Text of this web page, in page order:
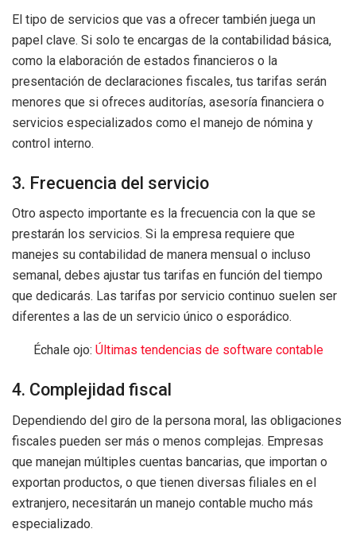
El tipo de servicios que vas a ofrecer también juega un
papel clave. Si solo te encargas de la contabilidad básica,
como la elaboración de estados financieros o la
presentación de declaraciones fiscales, tus tarifas serán
menores que si ofreces auditorías, asesoría financiera o
servicios especializados como el manejo de nómina y
control interno.
3. Frecuencia del servicio
Otro aspecto importante es la frecuencia con la que se
prestarán los servicios. Si la empresa requiere que
manejes su contabilidad de manera mensual o incluso
semanal, debes ajustar tus tarifas en función del tiempo
que dedicarás. Las tarifas por servicio continuo suelen ser
diferentes a las de un servicio único o esporádico.
Échale ojo: Últimas tendencias de software contable
4. Complejidad fiscal
Dependiendo del giro de la persona moral, las obligaciones
fiscales pueden ser más o menos complejas. Empresas
que manejan múltiples cuentas bancarias, que importan o
exportan productos, o que tienen diversas filiales en el
extranjero, necesitarán un manejo contable mucho más
especializado.